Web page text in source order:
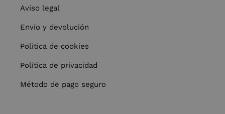
Aviso legal
Envío y devolución
Política de cookies
Política de privacidad
Método de pago seguro